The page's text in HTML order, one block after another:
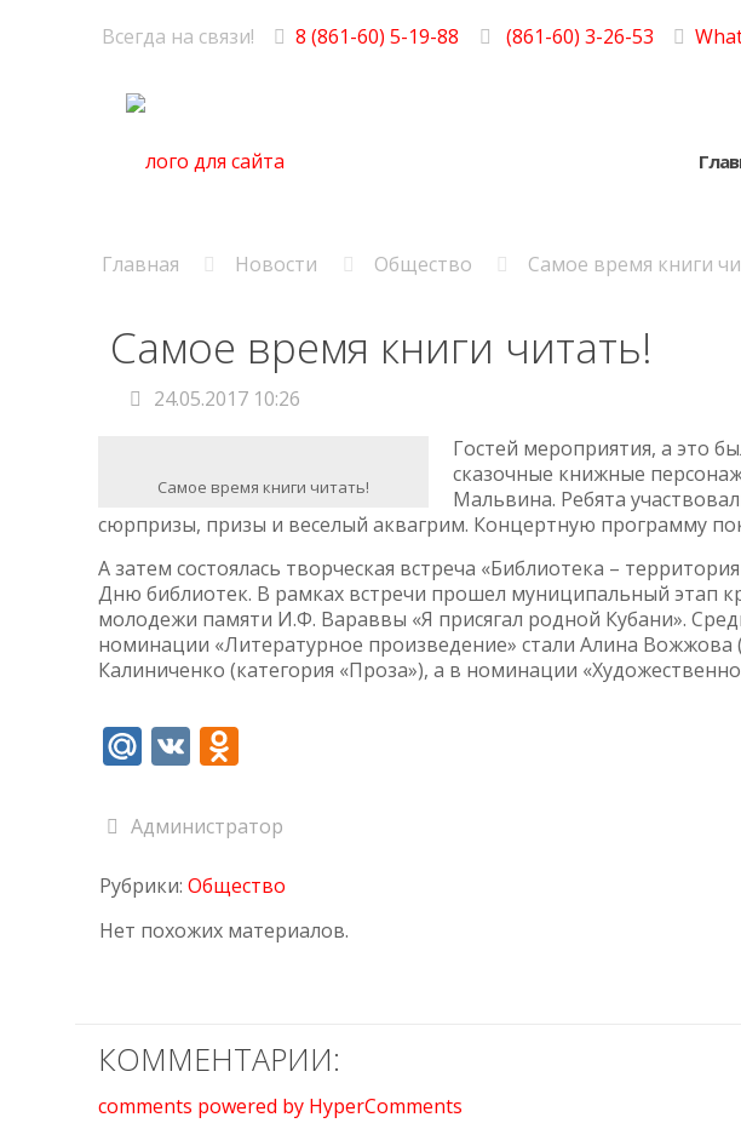
Всегда на связи! 8 (861-60) 5-19-88 (861-60) 3-26-53
Главная Новости Общество Самое время книги
Самое время книги читать!
24.05.2017 10:26
Самое время книги читать!
Гостей мероприятия, а это
сказочные книжные
Мальвина. Ребята
сюрпризы, призы и веселый аквагрим. Концертную программу
А затем состоялась творческая встреча «Библиотека –
Дню библиотек. В рамках встречи прошел муниципальный этап
молодежи памяти И.Ф. Вараввы «Я присягал родной Кубани».
номинации «Литературное произведение» стали Алина Вожжова
Калиниченко (категория «Проза»), а в номинации
Mail.Ru
VKOdnoklassniki
Администратор
Рубрики: Общество
Нет похожих материалов.
КОММЕНТАРИИ:
comments powered by HyperComments